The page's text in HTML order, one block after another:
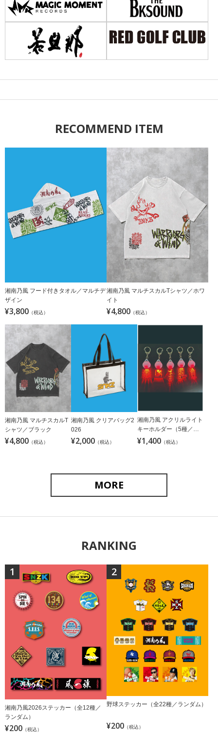
RECOMMEND ITEM
湘南乃風 フード付きタオル／マルチデ
ザイン
¥3,800 （税込）
湘南乃風 マルチスカルTシャツ／ホワ
イト
¥4,800 （税込）
湘南乃風 マルチスカルT
シャツ／ブラック
¥4,800 （税込）
湘南乃風 クリアバッグ2
026
¥2,000 （税込）
湘南乃風 アクリルライト
キーホルダー（5種／ラ
ンダム）
¥1,400 （税込）
MORE
RANKING
湘南乃風2026ステッカー（全12種／
ランダム）
¥200 （税込）
1
野球ステッカー（全22種／ランダム）
¥200 （税込）
2